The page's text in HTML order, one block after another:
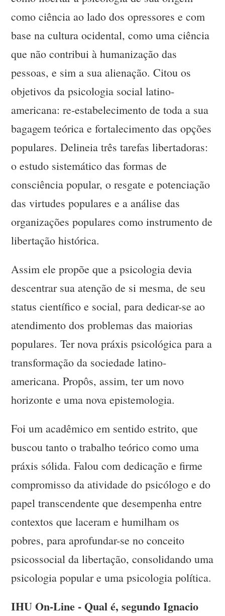
como ciência ao lado dos opressores e com
base na cultura ocidental, como uma ciência
que não contribui à humanização das
pessoas, e sim a sua alienação. Citou os
objetivos da psicologia social latino-
americana: re-estabelecimento de toda a sua
bagagem teórica e fortalecimento das opções
populares. Delineia três tarefas libertadoras:
o estudo sistemático das formas de
consciência popular, o resgate e potenciação
das virtudes populares e a análise das
organizações populares como instrumento de
libertação histórica.
Assim ele propõe que a psicologia devia
descentrar sua atenção de si mesma, de seu
status científico e social, para dedicar-se ao
atendimento dos problemas das maiorias
populares. Ter nova práxis psicológica para a
transformação da sociedade latino-
americana. Propôs, assim, ter um novo
horizonte e uma nova epistemologia.
Foi um acadêmico em sentido estrito, que
buscou tanto o trabalho teórico como uma
práxis sólida. Falou com dedicação e firme
compromisso da atividade do psicólogo e do
papel transcendente que desempenha entre
contextos que laceram e humilham os
pobres, para aprofundar-se no conceito
psicossocial da libertação, consolidando uma
psicologia popular e uma psicologia política.
IHU On-Line - Qual é, segundo Ignacio